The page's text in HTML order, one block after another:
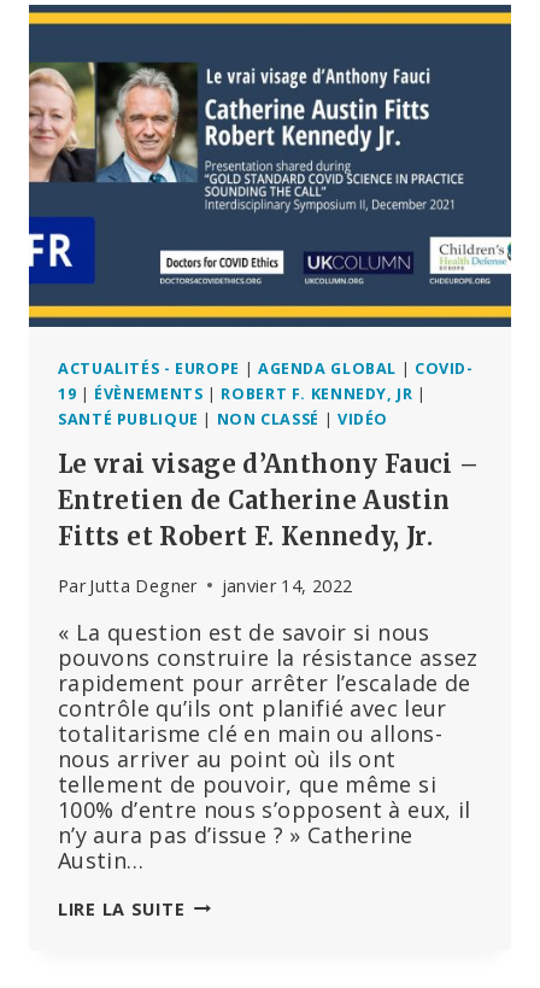
PARLEMENT
LUXEMBOURG
12
JAN
2022
(VIDEO+TRANSCRIPT)
ACTUALITÉS - EUROPE | AGENDA GLOBAL | COVID-
19 | ÉVÈNEMENTS | ROBERT F. KENNEDY, JR |
SANTÉ PUBLIQUE | NON CLASSÉ | VIDÉO
Le vrai visage d’Anthony Fauci –
Entretien de Catherine Austin
Fitts et Robert F. Kennedy, Jr.
Par Jutta Degner janvier 14, 2022
« La question est de savoir si nous
pouvons construire la résistance assez
rapidement pour arrêter l’escalade de
contrôle qu’ils ont planifié avec leur
totalitarisme clé en main ou allons-
nous arriver au point où ils ont
tellement de pouvoir, que même si
100% d’entre nous s’opposent à eux, il
n’y aura pas d’issue ? » Catherine
Austin…
LIRE LA SUITE LE